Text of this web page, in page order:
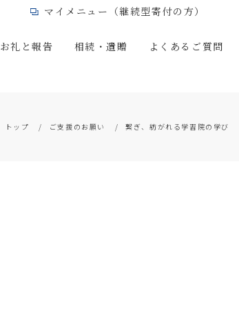
お礼と報告 相続・遺贈 よくあるご質問
マイメニュー（継続型寄付の方）
トップ ご支援のお願い 繋ぎ、紡がれる学習院の学び